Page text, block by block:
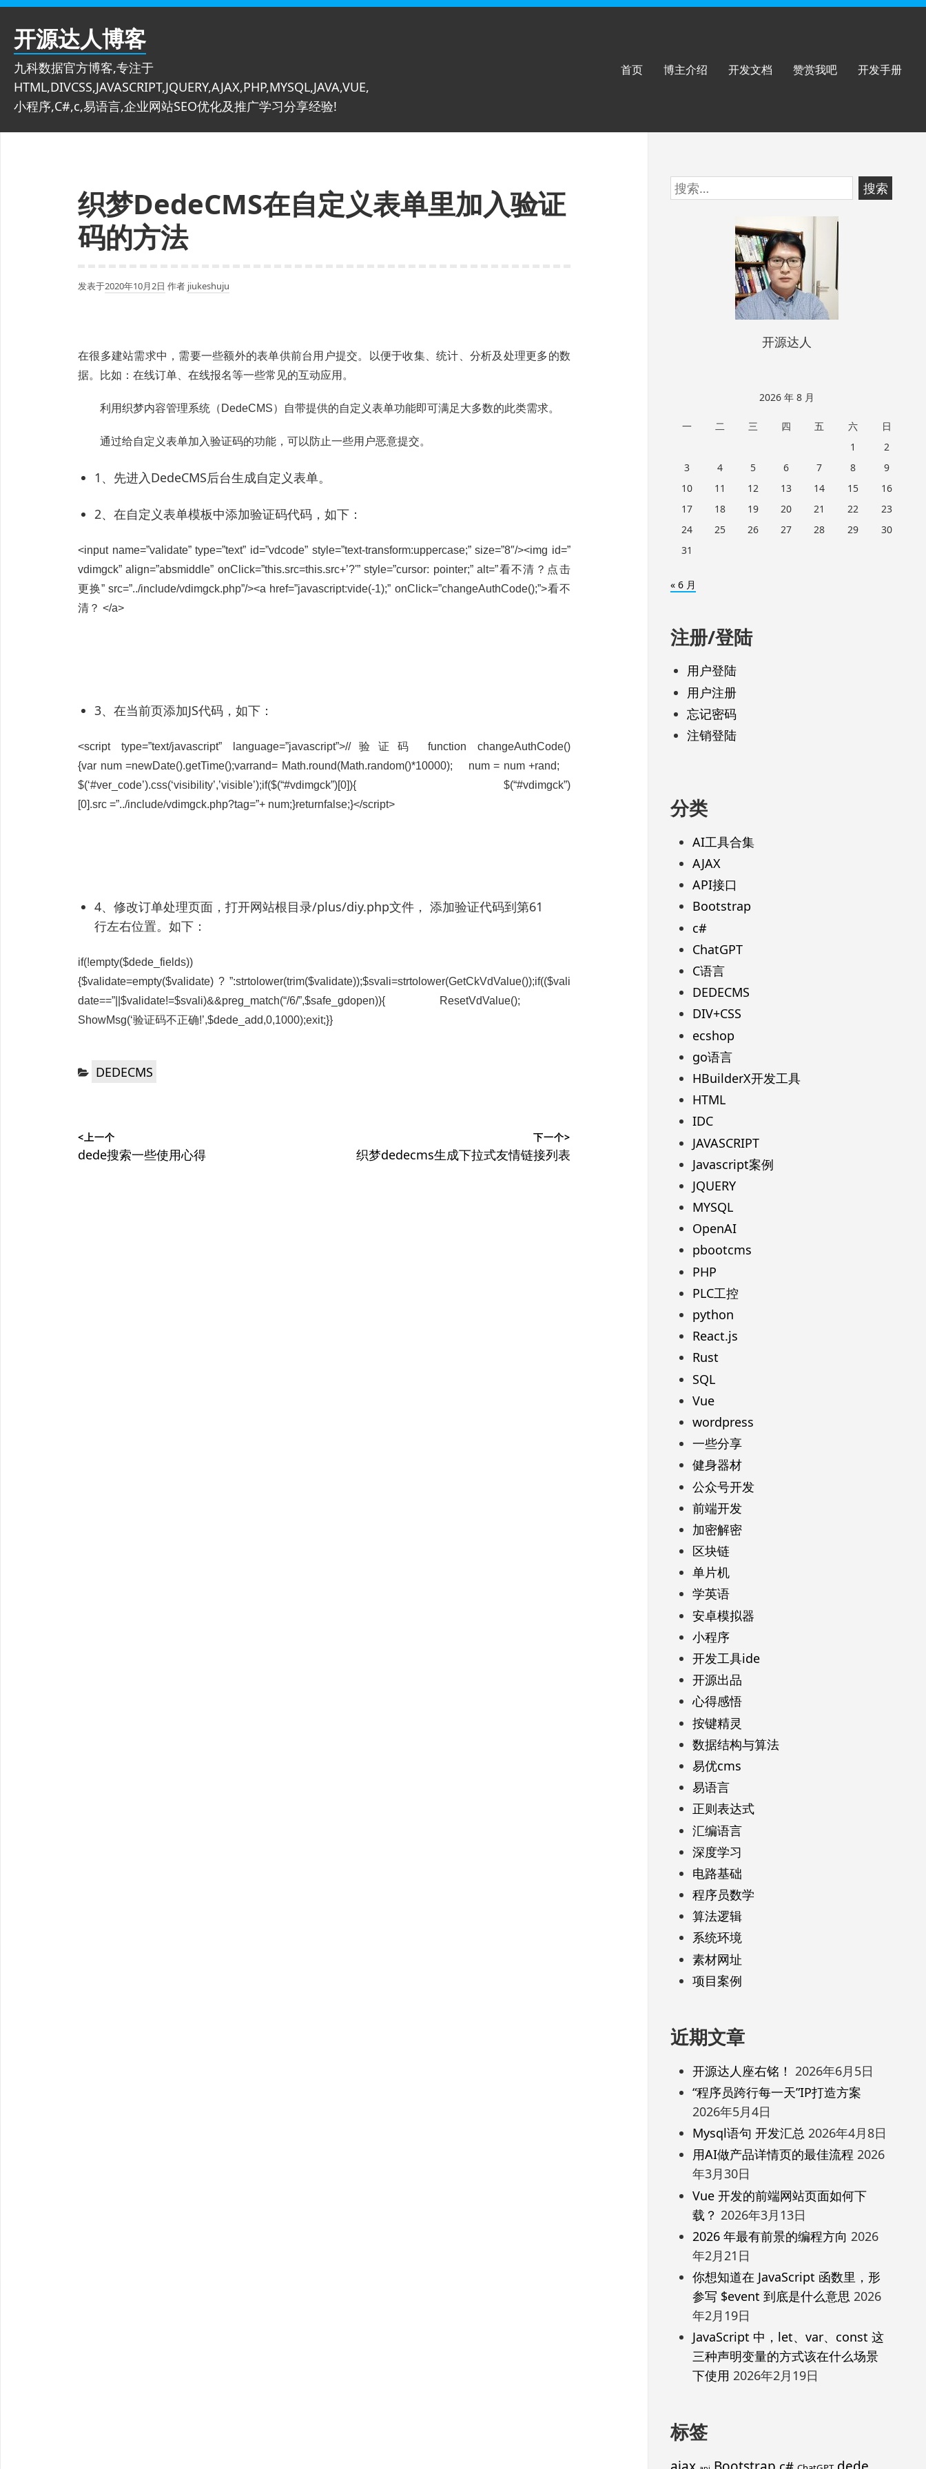
跳
开源达人博客
九科数据官方博客,专注于
HTML,DIVCSS,JAVASCRIPT,JQUERY,AJAX,PHP,MYSQL,JAVA,VUE,
小程序,C#,c,易语言,企业网站SEO优化及推广学习分享经验!
首页 博主介绍 开发文档 赞赏我吧 开发手册
织梦DedeCMS在自定义表单里加入验证
码的方法
发表于2020年10月2日 作者 jiukeshuju
在很多建站需求中，需要一些额外的表单供前台用户提交。以便于收集、统计、分析及处理更多的数
据。比如：在线订单、在线报名等一些常见的互动应用。
利用织梦内容管理系统（DedeCMS）自带提供的自定义表单功能即可满足大多数的此类需求。
通过给自定义表单加入验证码的功能，可以防止一些用户恶意提交。
1、先进入DedeCMS后台生成自定义表单。
2、在自定义表单模板中添加验证码代码，如下：
<input name=”validate” type=”text” id=”vdcode” style=”text-transform:uppercase;” size=”8″/><img id=”
vdimgck” align=”absmiddle” onClick=”this.src=this.src+’?'” style=”cursor: pointer;” alt=”看不清？点击
更换” src=”../include/vdimgck.php”/><a href=”javascript:vide(-1);” onClick=”changeAuthCode();”>看不
清？ </a>
3、在当前页添加JS代码，如下：
<script type=”text/javascript” language=”javascript”>//验证码 function changeAuthCode()
{var num =newDate().getTime();varrand= Math.round(Math.random()*10000); num = num +rand;
$(‘#ver_code’).css(‘visibility’,’visible’);if($(“#vdimgck”)[0]){ $(“#vdimgck”)
[0].src =”../include/vdimgck.php?tag=”+ num;}returnfalse;}</script>
4、修改订单处理页面，打开网站根目录/plus/diy.php文件， 添加验证代码到第61
行左右位置。如下：
if(!empty($dede_fields))
{$validate=empty($validate) ? ”:strtolower(trim($validate));$svali=strtolower(GetCkVdValue());if(($vali
date==”||$validate!=$svali)&&preg_match(“/6/”,$safe_gdopen)){ ResetVdValue();
ShowMsg(‘验证码不正确!’,$dede_add,0,1000);exit;}}
分 DEDECMS
章
<上一个
上
dede搜索一些使用心得
下一个>
下
织梦dedecms生成下拉式友情链接列表
跳
至
搜
索：
开源达人
2026 年 8 月
一 二 三 四 五 六
日
1
2
3
4 5 6 7 8
9
10
11 12 13 14 15
16
17
18 19 20 21 22
23
24
25 26 27 28 29
30
31
« 6 月
注册/登陆
用户登陆
用户注册
忘记密码
注销登陆
分类
AI工具合集
AJAX
API接口
Bootstrap
c#
ChatGPT
C语言
DEDECMS
DIV+CSS
ecshop
go语言
HBuilderX开发工具
HTML
IDC
JAVASCRIPT
Javascript案例
JQUERY
MYSQL
OpenAI
pbootcms
PHP
PLC工控
python
React.js
Rust
SQL
Vue
wordpress
一些分享
健身器材
公众号开发
前端开发
加密解密
区块链
单片机
学英语
安卓模拟器
小程序
开发工具ide
开源出品
心得感悟
按键精灵
数据结构与算法
易优cms
易语言
正则表达式
汇编语言
深度学习
电路基础
程序员数学
算法逻辑
系统环境
素材网址
项目案例
近期文章
开源达人座右铭！ 2026年6月5日
“程序员跨行每一天”IP打造方案
2026年5月4日
Mysql语句 开发汇总 2026年4月8日
用AI做产品详情页的最佳流程 2026
年3月30日
Vue 开发的前端网站页面如何下
载？ 2026年3月13日
2026 年最有前景的编程方向 2026
年2月21日
你想知道在 JavaScript 函数里，形
参写 $event 到底是什么意思 2026
年2月19日
JavaScript 中，let、var、const 这
三种声明变量的方式该在什么场景
下使用 2026年2月19日
标签